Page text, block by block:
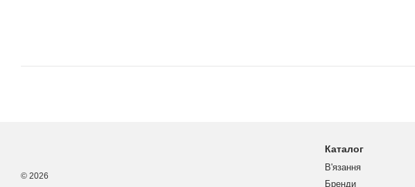
© 2026
Каталог
В'язання
Бренди